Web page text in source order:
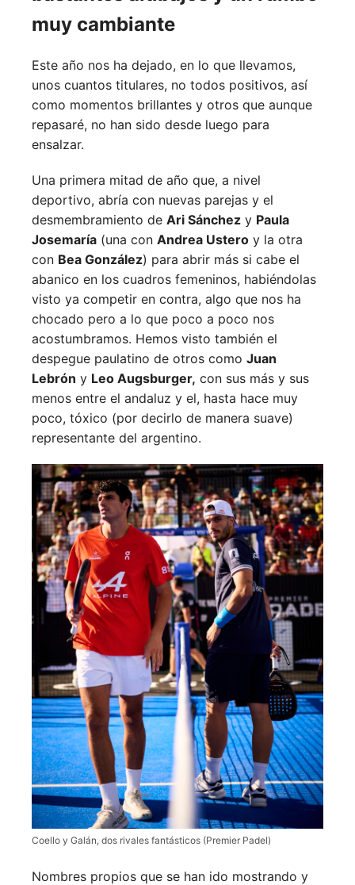
muy cambiante
Este año nos ha dejado, en lo que llevamos,
unos cuantos titulares, no todos positivos, así
como momentos brillantes y otros que aunque
repasaré, no han sido desde luego para
ensalzar.
Una primera mitad de año que, a nivel
deportivo, abría con nuevas parejas y el
desmembramiento de Ari Sánchez y Paula
Josemaría (una con Andrea Ustero y la otra
con Bea González) para abrir más si cabe el
abanico en los cuadros femeninos, habiéndolas
visto ya competir en contra, algo que nos ha
chocado pero a lo que poco a poco nos
acostumbramos. Hemos visto también el
despegue paulatino de otros como Juan
Lebrón y Leo Augsburger, con sus más y sus
menos entre el andaluz y el, hasta hace muy
poco, tóxico (por decirlo de manera suave)
representante del argentino.
Coello y Galán, dos rivales fantásticos (Premier Padel)
Nombres propios que se han ido mostrando y